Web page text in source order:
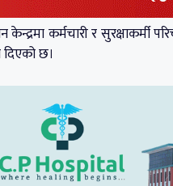
कर्मचारी र सुरक्षाकर्मी
दिएको छ।